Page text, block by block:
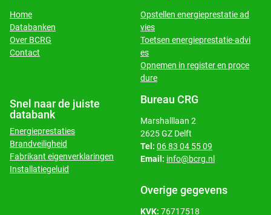
Home
Databanken
​​​​​​​Over BCRG
​​​​​​​Contact
Opstellen energieprestatie ad
vies
Toetsen energieprestatie-advi
es
Opnemen in register en proce
dure
Snel naar de juiste
databank
Energieprestaties
Brandveiligheid
Fabrikant eigenverklaringen
Installatiegeluid
Bureau CRG
Marshalllaan 2
2625 GZ Delft
Tel: 06 83 04 55 09
Email: info@bcrg.nl
Overige gegevens
KVK: 76717518